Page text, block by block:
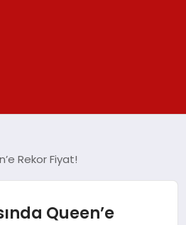
Rekor Fiyat!
Queen’e